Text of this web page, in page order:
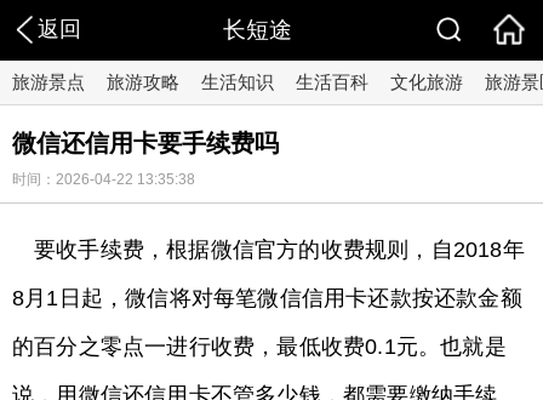
返回 长短途
旅游景点 旅游攻略 生活知识 生活百科 文化旅游 旅游景
微信还信用卡要手续费吗
时间：2026-04-22 13:35:38
​要收手续费，根据微信官方的收费规则，自2018年
8月1日起，微信将对每笔微信信用卡还款按还款金额
的百分之零点一进行收费，最低收费0.1元。也就是
说，用微信还信用卡不管多少钱，都需要缴纳手续